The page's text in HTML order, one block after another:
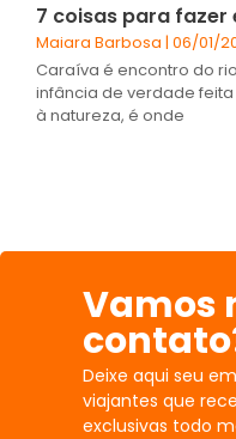
7 coisas para
Maiara Barbosa 06/01/
Caraíva é encontro do
infância de verdade
à natureza, é onde
Vamos
Deixe aqui seu
viajantes que
exclusivas todo